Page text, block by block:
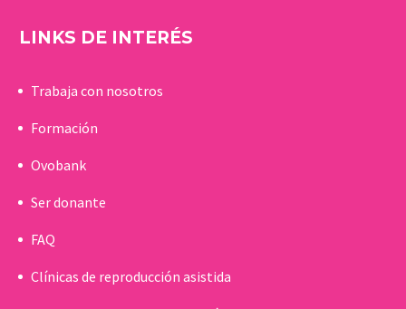
LINKS DE INTERÉS
Trabaja con nosotros
Formación
Ovobank
Ser donante
FAQ
Clínicas de reproducción asistida